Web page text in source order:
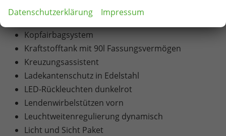
Klimaanlage "Air Care Climatronic"
Komfortsitze vorn
Kopfairbagsystem
Kraftstofftank mit 90l Fassungsvermögen
Kreuzungsassistent
Ladekantenschutz in Edelstahl
LED-Rückleuchten dunkelrot
Lendenwirbelstützen vorn
Leuchtweitenregulierung dynamisch
Licht und Sicht Paket
Datenschutzerklärung Impressum